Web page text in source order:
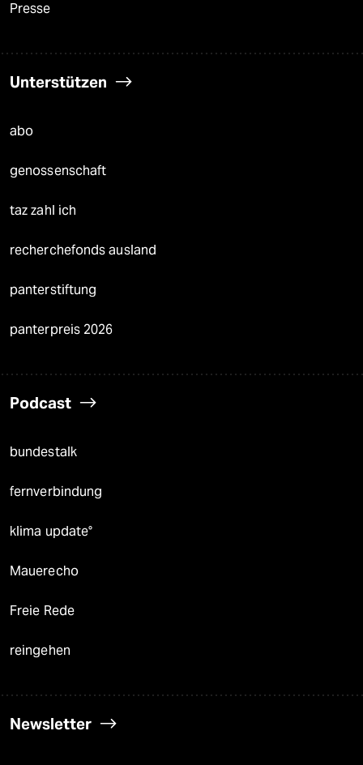
Presse
Unterstützen
abo
genossenschaft
taz zahl ich
recherchefonds ausland
panterstiftung
panterpreis 2026
Podcast
bundestalk
fernverbindung
klima update°
Mauerecho
Freie Rede
reingehen
Newsletter